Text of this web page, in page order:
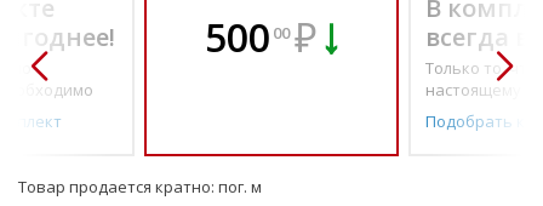
по-
500 00 ₽
В
всегда
Только то, что
настоящему
Подобрать
Товар продается кратно: пог. м